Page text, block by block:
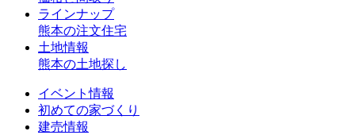
ラインナップ
熊本の注文住宅
土地情報
熊本の土地探し
イベント情報
初めての家づくり
建売情報